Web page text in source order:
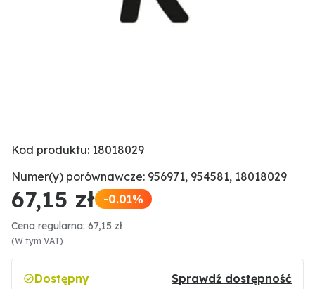
Kod produktu: 18018029
Numer(y) porównawcze: 956971, 954581, 18018029
67,15 zł -0.01%
Cena regularna: 67,15 zł
(W tym VAT)
Dostępny Sprawdź dostępność